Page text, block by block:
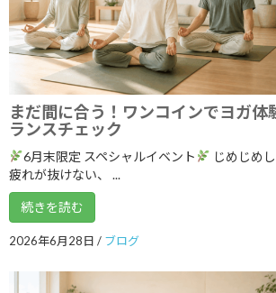
2023年4月
2023年3月
2023年2月
2023年1月
2022年12月
2022年11月
2022年10月
2022年9月
2022年8月
まだ間に合う！ワンコインでヨガ体
ランスチェック
6月末限定 スペシャルイベント
じめじめ
疲れが抜けない、 ...
続きを読む
2026年6月28日 / ブログ